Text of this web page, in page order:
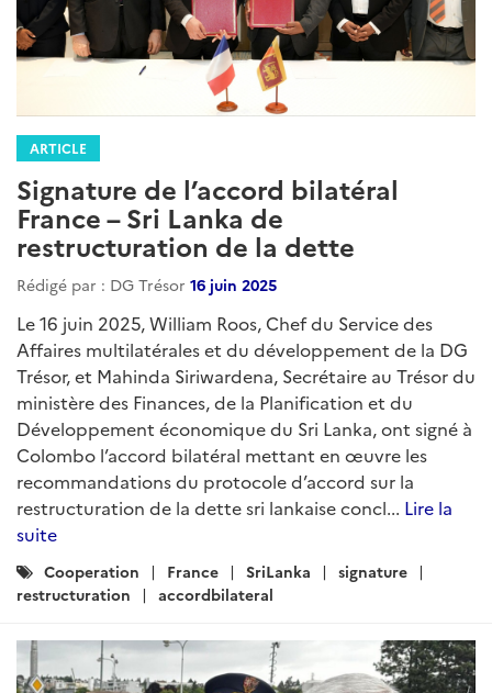
ARTICLE
Signature de l’accord bilatéral
France – Sri Lanka de
restructuration de la dette
Rédigé par : DG Trésor 16 juin 2025
Le 16 juin 2025, William Roos, Chef du Service des
Affaires multilatérales et du développement de la DG
Trésor, et Mahinda Siriwardena, Secrétaire au Trésor du
ministère des Finances, de la Planification et du
Développement économique du Sri Lanka, ont signé à
Colombo l’accord bilatéral mettant en œuvre les
recommandations du protocole d’accord sur la
restructuration de la dette sri lankaise concl... Lire la
suite
Catégories
:
Cooperation France SriLanka
signature
restructuration
accordbilateral